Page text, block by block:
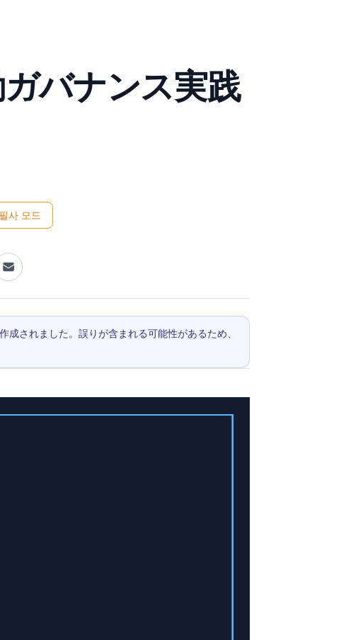
バナンス実践
필사 모드
成されました。誤りが含まれる可能性があるため、